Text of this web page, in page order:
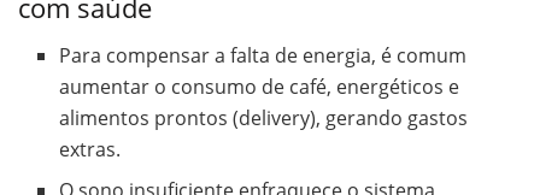
com saúde
Para compensar a falta de energia, é comum
aumentar o consumo de café, energéticos e
alimentos prontos (delivery), gerando gastos
extras.